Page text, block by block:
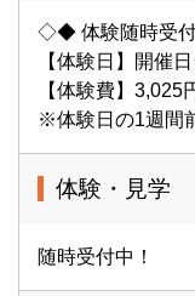
◇◆ 体験随時受
【体験日】開催
【体験費】3,025
※体験日の1週間
体験・見学
随時受付中！